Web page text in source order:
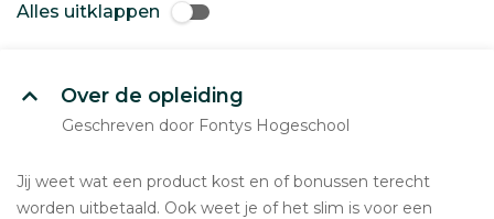
Alles uitklappen
Over de opleiding
Geschreven door Fontys Hogeschool
Jij weet wat een product kost en of bonussen terecht
worden uitbetaald. Ook weet je of het slim is voor een